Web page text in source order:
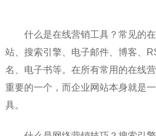
什么是在线营销工具？常见的
站、搜索引擎、电子邮件、博客、
名、电子书等。在所有常用的在线
重要的一个，而企业网站本身就是
具。